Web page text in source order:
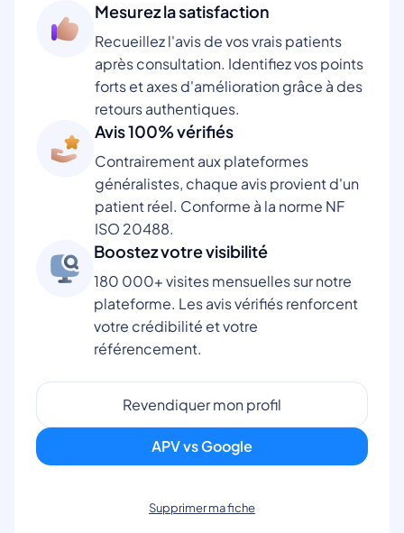
Mesurez la satisfaction
Recueillez l'avis de vos vrais patients
après consultation. Identifiez vos points
forts et axes d'amélioration grâce à des
retours authentiques.
Avis 100% vérifiés
Contrairement aux plateformes
généralistes, chaque avis provient d'un
patient réel. Conforme à la norme NF
ISO 20488.
Boostez votre visibilité
180 000+ visites mensuelles sur notre
plateforme. Les avis vérifiés renforcent
votre crédibilité et votre
référencement.
Revendiquer mon profil
APV vs Google
Supprimer ma fiche